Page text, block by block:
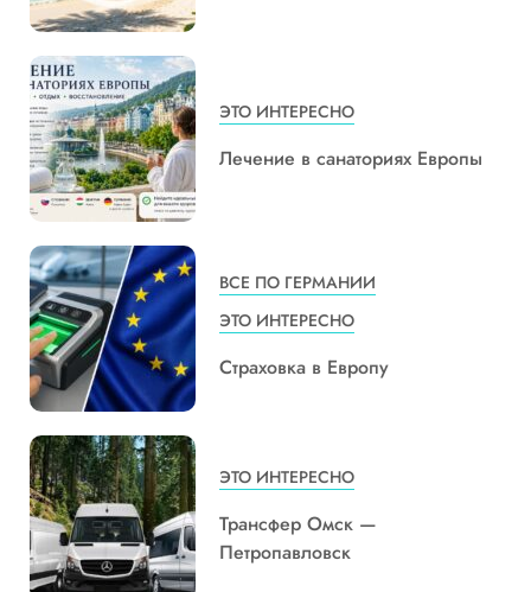
ЭТО ИНТЕРЕСНО
Лечение в санаториях Европы
ВСЕ ПО ГЕРМАНИИ
ЭТО ИНТЕРЕСНО
Страховка в Европу
ЭТО ИНТЕРЕСНО
Трансфер Омск —
Петропавловск